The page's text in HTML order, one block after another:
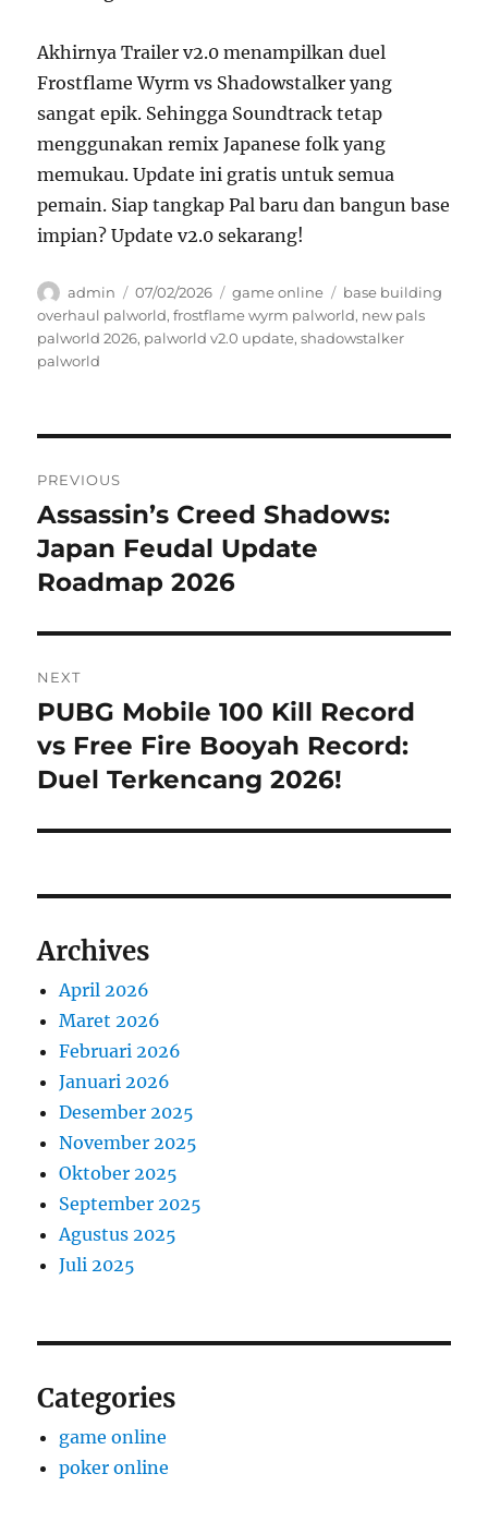
Akhirnya Trailer v2.0 menampilkan duel
Frostflame Wyrm vs Shadowstalker yang
sangat epik. Sehingga Soundtrack tetap
menggunakan remix Japanese folk yang
memukau. Update ini gratis untuk semua
pemain. Siap tangkap Pal baru dan bangun base
impian? Update v2.0 sekarang!
Author
admin
Posted
on
07/02/2026 Categories
game online Tags
base building
overhaul palworld,frostflame wyrm palworld, new pals
palworld 2026, palworld v2.0 update,shadowstalker
palworld
pos
PREVIOUS
Previous
post:
Assassin’s Creed Shadows:
Japan Feudal Update
Roadmap 2026
NEXT
Next
post:
PUBG Mobile 100 Kill Record
vs Free Fire Booyah Record:
Duel Terkencang 2026!
Archives
April 2026
Maret 2026
Februari 2026
Januari 2026
Desember 2025
November 2025
Oktober 2025
September 2025
Agustus 2025
Juli 2025
Categories
game online
poker online